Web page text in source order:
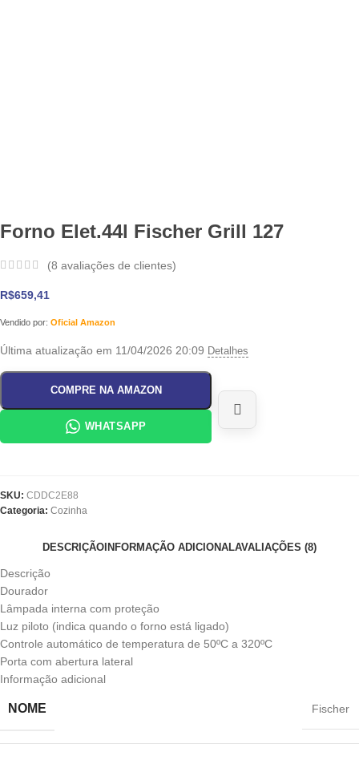
Forno Elet.44l Fischer Grill 127
(8 avaliações de clientes)
R$659,41
Vendido por: Oficial Amazon
Última atualização em 11/04/2026 20:09 Detalhes
COMPRE NA AMAZON
WHATSAPP
SKU: CDDC2E88
Categoria: Cozinha
DESCRIÇÃO INFORMAÇÃO ADICIONALAVALIAÇÕES (8)
Descrição
Dourador
Lâmpada interna com proteção
Luz piloto (indica quando o forno está ligado)
Controle automático de temperatura de 50ºC a 320ºC
Porta com abertura lateral
Informação adicional
NOME ‎Fischer